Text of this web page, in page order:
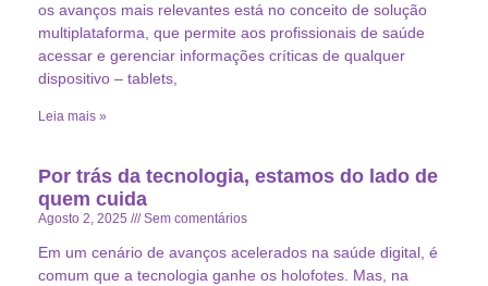
os avanços mais relevantes está no conceito de solução
multiplataforma, que permite aos profissionais de saúde
acessar e gerenciar informações críticas de qualquer
dispositivo – tablets,
Leia mais »
Por trás da tecnologia, estamos do lado de
quem cuida
Agosto 2, 2025 Sem comentários
Em um cenário de avanços acelerados na saúde digital, é
comum que a tecnologia ganhe os holofotes. Mas, na